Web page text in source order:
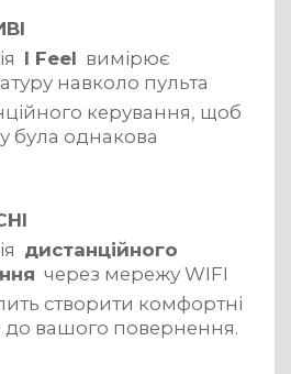
I Feel вимірює
навколо пульта
керування, щоб
була однакова
дистанційного
через мережу WIFI
створити комфортні
вашого повернення.